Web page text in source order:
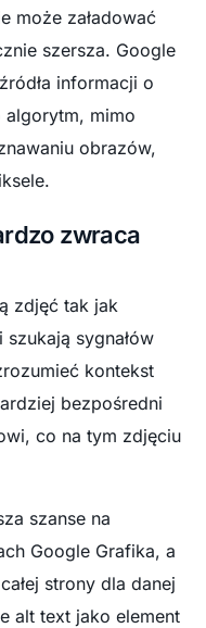
może załadować
szersza. Google
informacji o
mimo
obrazów,
zwraca
zdjęć tak jak
sygnałów
kontekst
bezpośredni
co na tym zdjęciu
szanse na
Google Grafika, a
strony dla danej
alt text jako element